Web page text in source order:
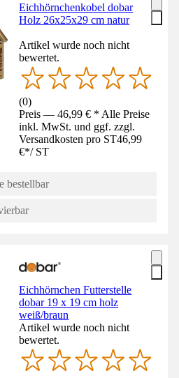
Eichhörnchenkobel dobar
Holz 26x25x29 cm natur
Artikel wurde noch nicht
bewertet.
(0)
Preis — 46,99 € * Alle Preise
inkl. MwSt. und ggf. zzgl.
Versandkosten pro ST46,99
€*/ ST
bestellbar
Eichhörnchen Futterstelle
dobar 19 x 19 cm holz
weiß/braun
Artikel wurde noch nicht
bewertet.